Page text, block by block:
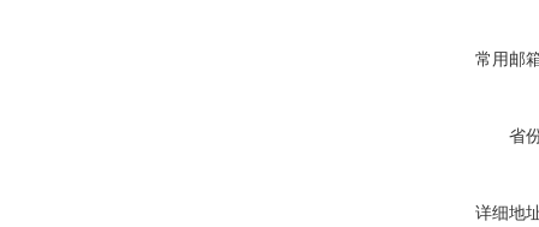
常用邮
省
详细地